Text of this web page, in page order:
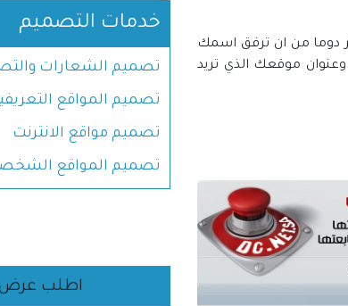
دوما من ان ترفق اسمك
موقعك الذي تريد
خدمات التصميم
تصميم الشعارات
تصميم المواقع
تصميم مواقع الانترنت
تصميم المواقع
اطلب